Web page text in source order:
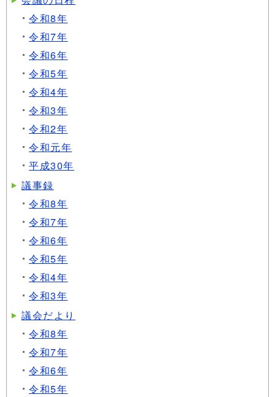
令和8年
令和7年
令和6年
令和5年
令和4年
令和3年
令和2年
令和元年
平成30年
議事録
令和8年
令和7年
令和6年
令和5年
令和4年
令和3年
議会だより
令和8年
令和7年
令和6年
令和5年